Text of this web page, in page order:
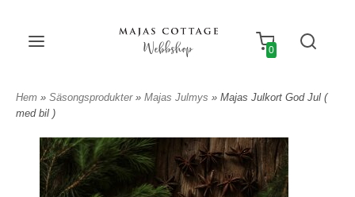
Webbshop 0
Hem » Säsongsprodukter » Majas Julmys » Majas Julkort God Jul (
med bil )